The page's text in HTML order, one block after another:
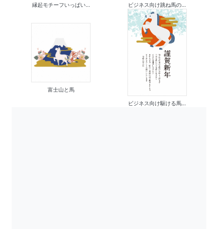
縁起モチーフいっぱい... ビジネス向け跳ね馬の...
富士山と馬
ビジネス向け駆ける馬...